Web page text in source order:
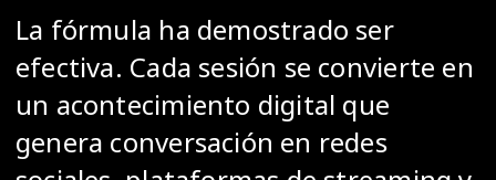
La fórmula ha demostrado ser
efectiva. Cada sesión se convierte en
un acontecimiento digital que
genera conversación en redes